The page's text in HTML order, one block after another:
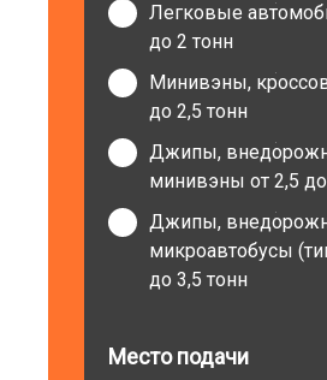
Легковые
до 2 тонн
Минивэны,
до 2,5 тонн
Джипы,
минивэны от 2,5
Джипы,
микроавтобусы
до 3,5 тонн
Место подачи